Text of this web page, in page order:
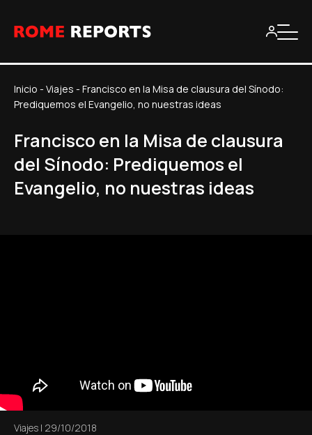
Inicio - Viajes - Francisco en la Misa de clausura del Sínodo:
Prediquemos el Evangelio, no nuestras ideas
Francisco en la Misa de clausura
del Sínodo: Prediquemos el
Evangelio, no nuestras ideas
Viajes | 29/10/2018